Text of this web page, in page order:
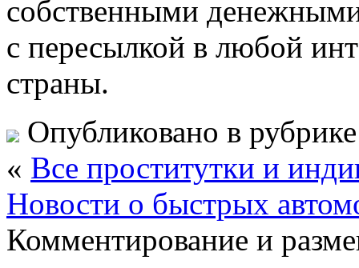
собственными
с пересылкой в любой
страны.
Опубликовано в
« Все проститутки и
Новости о быстрых
Комментирование и